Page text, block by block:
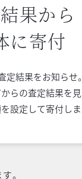
果から
に寄付
定結果をお知らせ。
らの査定結果を見
設定して寄付しま
。